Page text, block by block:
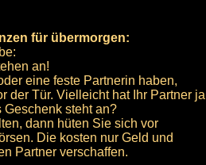
für übermorgen:
an!
eine feste Partnerin haben,
der Tür. Vielleicht hat Ihr Partner ja
Geschenk steht an?
dann hüten Sie sich vor
Die kosten nur Geld und
Partner verschaffen.